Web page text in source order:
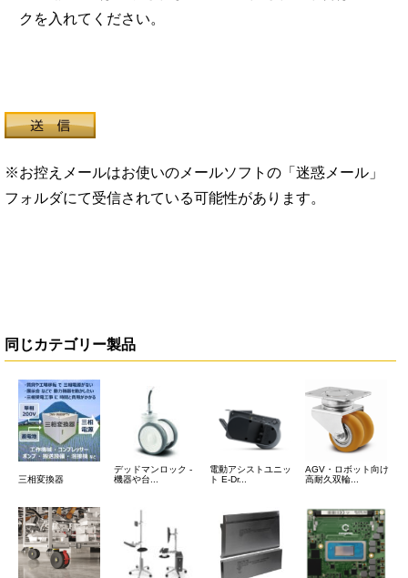
クを入れてください。
※お控えメールはお使いのメールソフトの「迷惑メール」
フォルダにて受信されている可能性があります。
同じカテゴリー製品
三相変換器
デッドマンロック -
機器や台...
電動アシストユニッ
ト E-Dr...
AGV・ロボット向け
高耐久双輪...